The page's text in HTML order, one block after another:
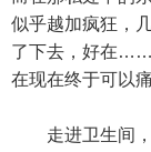
似乎越加疯狂，
了下去，好在
在现在终于可以
走进卫生间，